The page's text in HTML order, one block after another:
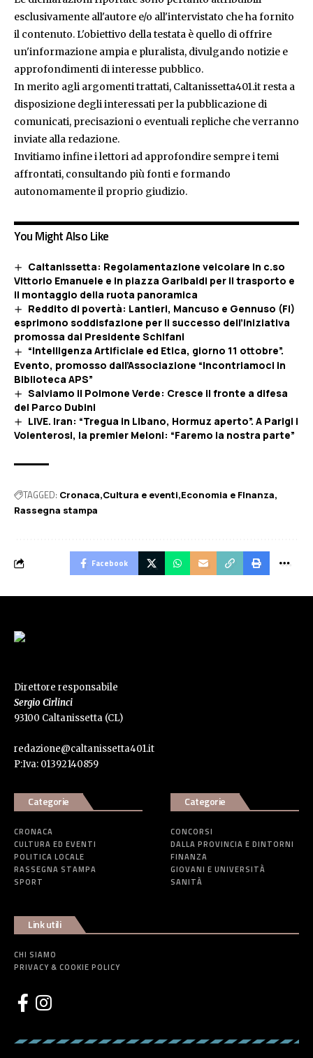
esclusivamente all'autore e/o all'intervistato che ha fornito
il contenuto. L'obiettivo della testata è quello di offrire
un'informazione ampia e pluralista, divulgando notizie e
approfondimenti di interesse pubblico.
In merito agli argomenti trattati, Caltanissetta401.it resta a
disposizione degli interessati per la pubblicazione di
comunicati, precisazioni o eventuali repliche che verranno
inviate alla redazione.
Invitiamo infine i lettori ad approfondire sempre i temi
affrontati, consultando più fonti e formando
autonomamente il proprio giudizio.
You Might Also Like
Caltanissetta: Regolamentazione veicolare in c.so
Vittorio Emanuele e in piazza Garibaldi per il trasporto e
il montaggio della ruota panoramica
Reddito di povertà: Lantieri, Mancuso e Gennuso (FI)
esprimono soddisfazione per il successo dell’iniziativa
promossa dal Presidente Schifani
“Intelligenza Artificiale ed Etica, giorno 11 ottobre”.
Evento, promosso dall’Associazione “Incontriamoci in
Biblioteca APS”
Salviamo il Polmone Verde: Cresce il fronte a difesa
del Parco Dubini
LIVE. Iran: “Tregua in Libano, Hormuz aperto”. A Parigi i
Volenterosi, la premier Meloni: “Faremo la nostra parte”
TAGGED: Cronaca Cultura e eventi Economia e FInanza
Rassegna stampa
Facebook
Direttore responsabile
Sergio Cirlinci
93100 Caltanissetta (CL)
redazione@caltanissetta401.it
P:Iva: 01392140859
Categorie
CRONACA
CULTURA ED EVENTI
POLITICA LOCALE
RASSEGNA STAMPA
SPORT
Categorie
CONCORSI
DALLA PROVINCIA E DINTORNI
FINANZA
GIOVANI E UNIVERSITÀ
SANITÀ
Link utili
CHI SIAMO
PRIVACY & COOKIE POLICY